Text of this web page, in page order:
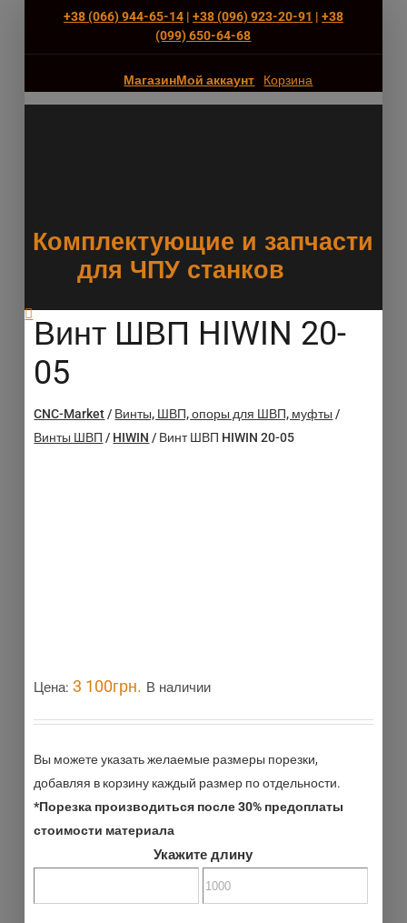
+38 (066) 944-65-14| +38 (096) 923-20-91 | +38
(‎099) 650-64-68
МагазинМой аккаунт Корзина
Комплектующие и запчасти
для ЧПУ станков
Винт ШВП HIWIN 20-
05
CNC-Market/ Винты, ШВП, опоры для ШВП, муфты /
Винты ШВП / HIWIN / Винт ШВП HIWIN 20-05
Цена:3 100грн. В наличии
Вы можете указать желаемые размеры порезки,
добавляя в корзину каждый размер по отдельности.
*Порезка производиться после 30% предоплаты
стоимости материала
Укажите длину